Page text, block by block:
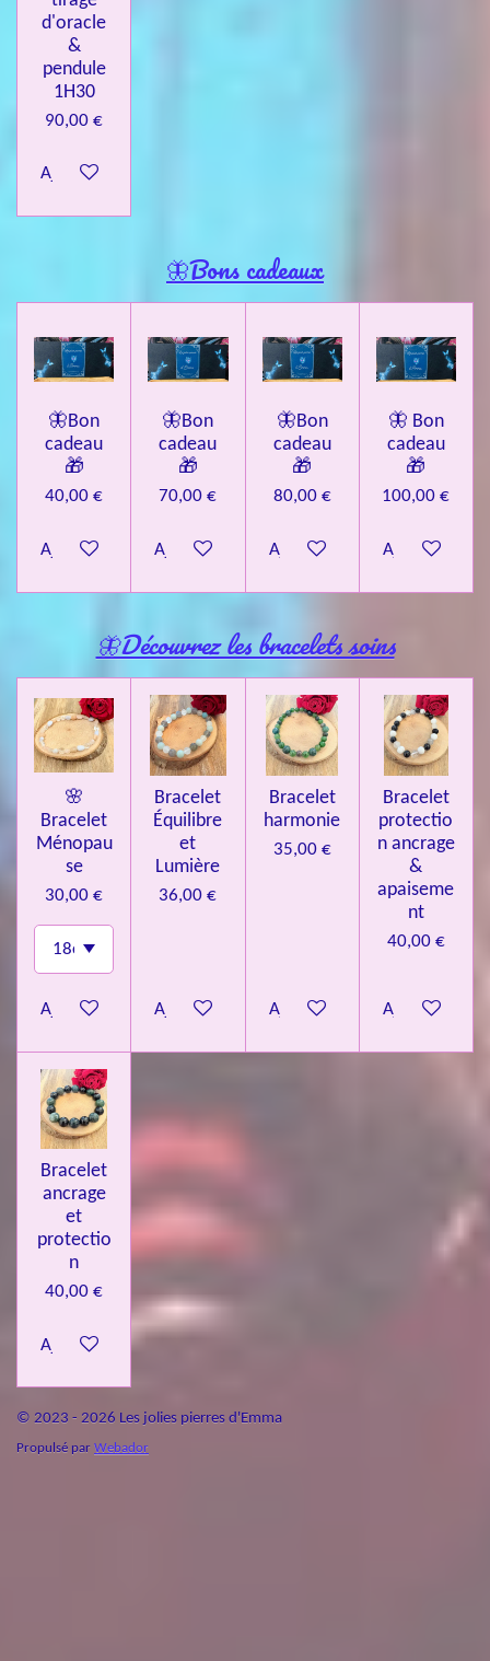
d'oracle
&
pendule
1H30
90,00 €
Ajouter au panier
🦋Bons cadeaux
🦋Bon
cadeau
🎁
40,00 €
Ajouter au panier
🦋Bon
cadeau
🎁
70,00 €
Ajouter au panier
🦋Bon
cadeau
🎁
80,00 €
Ajouter au panier
🦋 Bon
cadeau
🎁
100,00 €
Ajouter au
🦋Découvrez les bracelets soins
🌸
Bracelet
Ménopau
se
30,00 €
Ajouter au panier
Bracelet
Équilibre
et
Lumière
36,00 €
Ajouter au panier
Bracelet
harmonie
35,00 €
Ajouter au panier
Bracelet
protectio
n ancrage
&
apaiseme
nt
40,00 €
Ajouter au
Bracelet
ancrage
et
protectio
n
40,00 €
Ajouter au panier
© 2023 - 2026 Les jolies pierres d'Emma
Propulsé par Webador